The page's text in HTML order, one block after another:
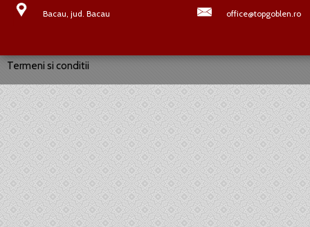
Bacau, jud. Bacau office@topgoblen.ro
Termeni si conditii